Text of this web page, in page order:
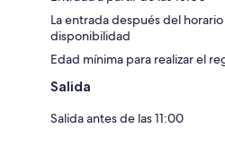
La entrada después del
disponibilidad
Edad mínima para realizar el
Salida
Salida antes de las 11:00